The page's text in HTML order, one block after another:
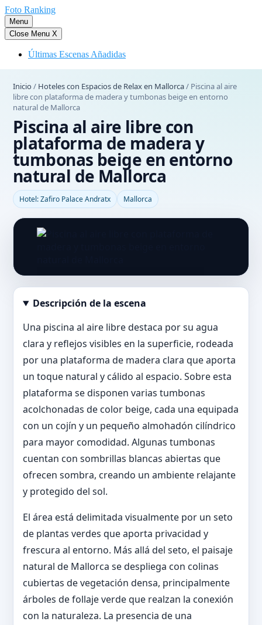
Saltar
al
contenido
Foto Ranking
Menu
Close Menu X
Últimas Escenas Añadidas
Inicio / Hoteles con Espacios de Relax en Mallorca/ Piscina al aire
libre con plataforma de madera y tumbonas beige en entorno
natural de Mallorca
Piscina al aire libre con
plataforma de madera y
tumbonas beige en entorno
natural de Mallorca
Hotel: Zafiro Palace Andratx Mallorca
Abrir imagen en tamaño completo
Descripción de la escena
Una piscina al aire libre destaca por su agua
clara y reflejos visibles en la superficie, rodeada
por una plataforma de madera clara que aporta
un toque natural y cálido al espacio. Sobre esta
plataforma se disponen varias tumbonas
acolchonadas de color beige, cada una equipada
con un cojín y un pequeño almohadón cilíndrico
para mayor comodidad. Algunas tumbonas
cuentan con sombrillas blancas abiertas que
ofrecen sombra, creando un ambiente relajante
y protegido del sol.
El área está delimitada visualmente por un seto
de plantas verdes que aporta privacidad y
frescura al entorno. Más allá del seto, el paisaje
natural de Mallorca se despliega con colinas
cubiertas de vegetación densa, principalmente
árboles de follaje verde que realzan la conexión
con la naturaleza. La presencia de una